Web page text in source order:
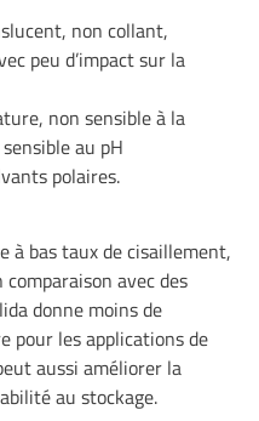
non collant,
peu d’impact sur la
non sensible à la
au pH
polaires.
à bas taux de cisaillement,
avec des
donne moins de
pour les applications de
aussi améliorer la
au stockage.